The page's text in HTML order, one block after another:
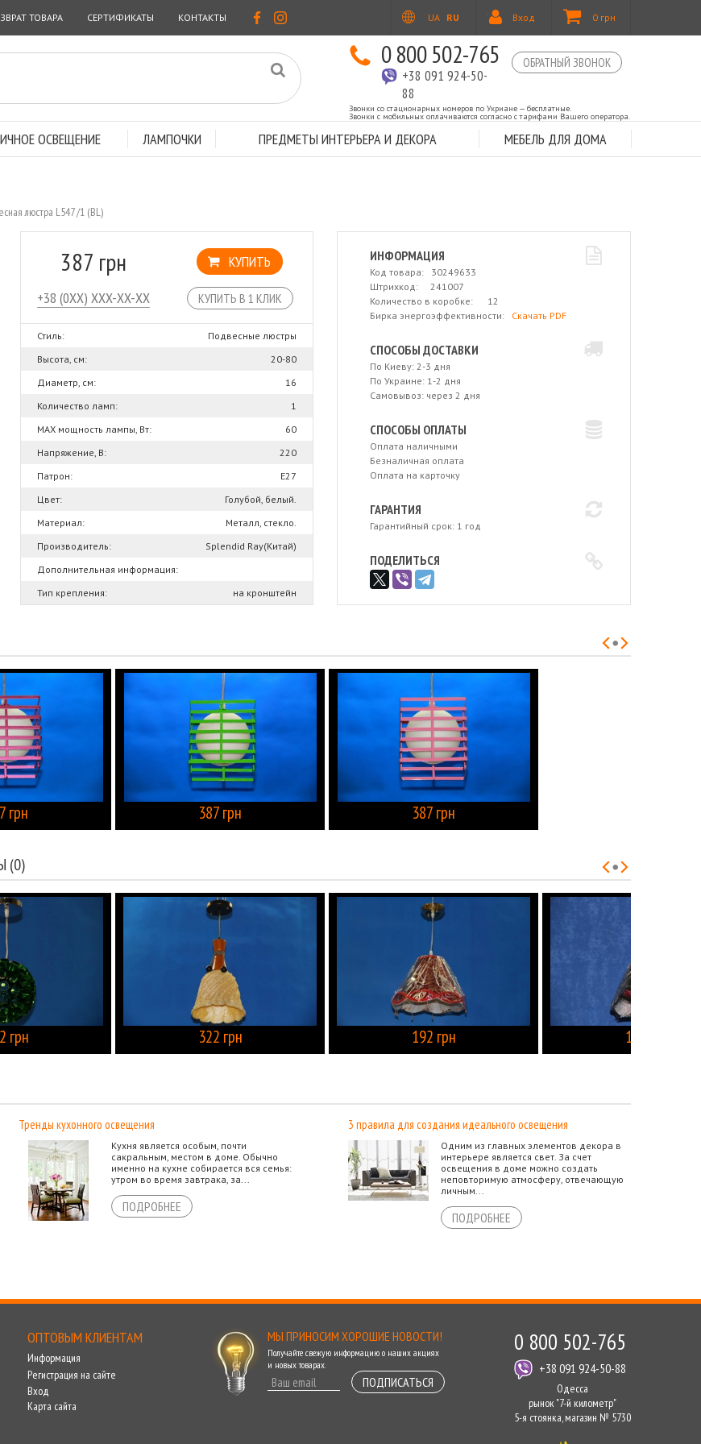
0 грн
Вход
UA RU
ТОВАРА СЕРТИФИКАТЫ КОНТАКТЫ
0 800 502-765 ОБРАТНЫЙ ЗВОНОК
+38 091 924-50-
88
Звонки со стационарных номеров по Укриане — бесплатные.
Звонки с мобильных оплачиваются согласно с тарифами Вашего оператора.
ОСВЕЩЕНИЕ ЛАМПОЧКИ ПРЕДМЕТЫ ИНТЕРЬЕРА И ДЕКОРА МЕБЕЛЬ ДЛЯ ДОМА
люстра L547 /1 (BL)
387 грн КУПИТЬ
КУПИТЬ В 1 КЛИК
Стиль:
Подвесные люстры
Высота, см:
20-80
Диаметр, см:
16
Количество ламп:
1
MAX мощность лампы, Вт:
60
Напряжение, В:
220
Патрон:
Е27
Цвет:
Голубой, белый.
Материал:
Металл, стекло.
Производитель:
Splendid Ray(Китай)
Дополнительная информация:
Тип крепления:
на кронштейн
ИНФОРМАЦИЯ
Код товара: 30249633
Штрихкод: 241007
Количество в коробке: 12
Бирка энергоэффективности: Скачать PDF
СПОСОБЫ ДОСТАВКИ
По Киеву: 2-3 дня
По Украине: 1-2 дня
Самовывоз: через 2 дня
СПОСОБЫ ОПЛАТЫ
Оплата наличными
Безналичная оплата
Оплата на карточку
ГАРАНТИЯ
Гарантийный срок: 1 год
ПОДЕЛИТЬСЯ
грн 387 грн 387 грн
(0)
грн 322 грн 192 грн 192 грн
Тренды кухонного освещения
Кухня является особым, почти
сакральным, местом в доме. Обычно
именно на кухне собирается вся семья:
утром во время завтрака, за...
ПОДРОБНЕЕ
3 правила для создания идеального освещения
Одним из главных элементов декора в
интерьере является свет. За счет
освещения в доме можно создать
неповторимую атмосферу, отвечающую
личным...
ПОДРОБНЕЕ
ОПТОВЫМ КЛИЕНТАМ
Информация
Регистрация на сайте
Вход
Карта сайта
МЫ ПРИНОСИМ ХОРОШИЕ НОВОСТИ!
Получайте свежую информацию о наших акциях
и новых товарах.
ПОДПИСАТЬСЯ
0 800 502-765
+38 091 924-50-88
Одесса
рынок "7-й километр"
5-я стоянка, магазин № 5730